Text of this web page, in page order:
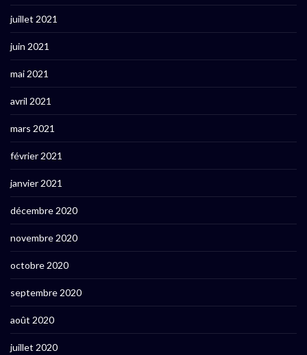
juillet 2021
juin 2021
mai 2021
avril 2021
mars 2021
février 2021
janvier 2021
décembre 2020
novembre 2020
octobre 2020
septembre 2020
août 2020
juillet 2020